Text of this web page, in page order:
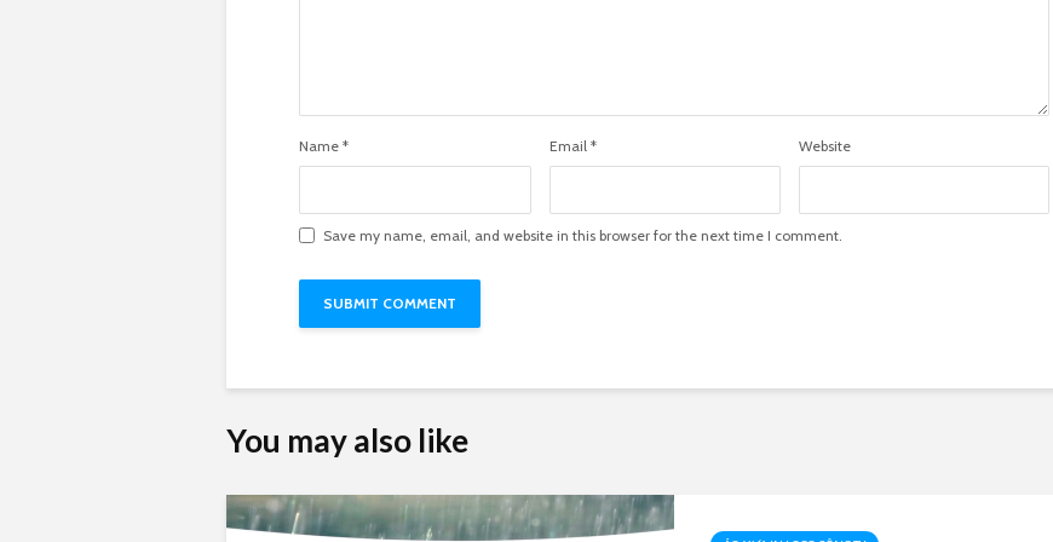
Name * Email * Website
Save my name, email, and website in this browser for the next time I comment.
You may also like